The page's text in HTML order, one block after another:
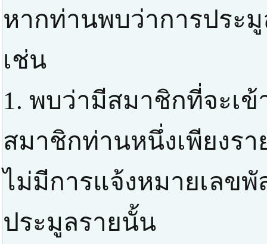
หากท่านพบว่าการประ
เช่น
1. พบว่ามีสมาชิกที่จะเ
สมาชิกท่านหนึ่งเพียงรา
ไม่มีการแจ้งหมายเลข
ประมูลรายนั้น